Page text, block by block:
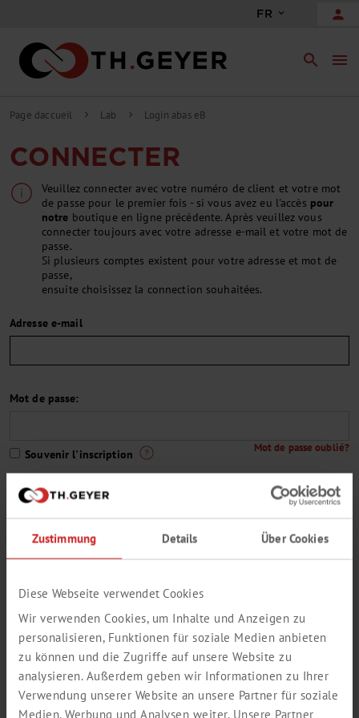
Zustimmung Details Über Cookies
Diese Webseite verwendet Cookies
Wir verwenden Cookies, um Inhalte und Anzeigen zu
personalisieren, Funktionen für soziale Medien anbieten
zu können und die Zugriffe auf unsere Website zu
analysieren. Außerdem geben wir Informationen zu Ihrer
Verwendung unserer Website an unsere Partner für soziale
Medien, Werbung und Analysen weiter. Unsere Partner
FR person
search menu
Page daccueil chevron_right Lab chevron_right Login abas eB
CONNECTER
Veuillez connecter avec votre numéro de client et votre mot
de passe pour le premier fois - si vous avez eu l'accès pour
notre boutique en ligne précédente. Après veuillez vous
connecter toujours avec votre adresse e-mail et votre mot de
passe.
Si plusieurs comptes existent pour votre adresse et mot de
passe,
ensuite choisissez la connection souhaitées.
Adresse e-mail
Mot de passe:
Souvenir l'inscription Mot de passe oublié?
Vous n'êtes pas encore un client de Th. Geyer-Kunde ou vous n'avez
pas encore d'accès à la boutique en ligne?